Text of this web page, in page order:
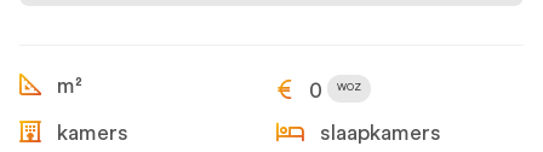
m² 0 WOZ
kamers slaapkamers